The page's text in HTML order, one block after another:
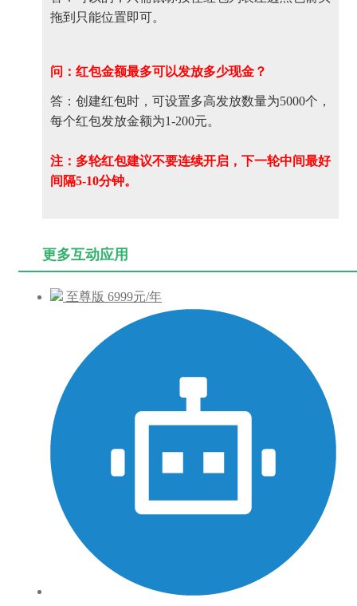
拖到只能位置即可。
问：红包金额最多可以发放多少现金？
答： 创建红包时，可设置多高发放数量为5000个，
每个红包发放金额为1-200元。
注：多轮红包建议不要连续开启，下一轮中间最好
间隔5-10分钟。
更多互动应用
至尊版 6999元/年